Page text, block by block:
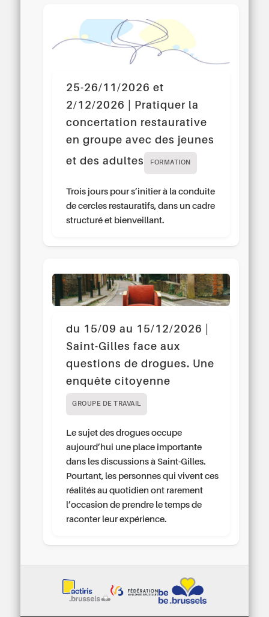
25-26/11/2026 et
2/12/2026 | Pratiquer la
concertation restaurative
en groupe avec des jeunes
et des adultes
FORMATION
Trois jours pour s’initier à la conduite
de cercles restauratifs, dans un cadre
structuré et bienveillant.
du 15/09 au 15/12/2026 |
Saint-Gilles face aux
questions de drogues. Une
enquête citoyenne
GROUPE DE TRAVAIL
Le sujet des drogues occupe
aujourd’hui une place importante
dans les discussions à Saint-Gilles.
Pourtant, les personnes qui vivent ces
réalités au quotidien ont rarement
l’occasion de prendre le temps de
raconter leur expérience.